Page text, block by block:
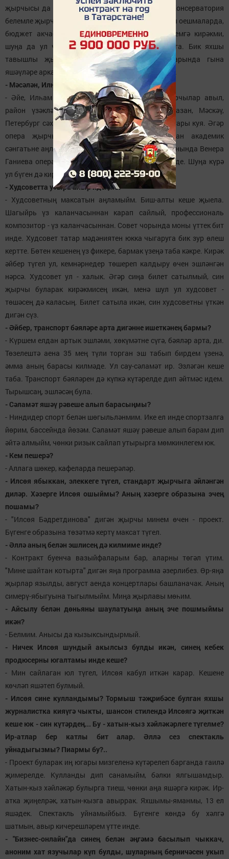
җырчысы да үзен халык ярата торган итә ала. Консерватория
белемле җырчылар күбрәк дәүләт карамагындагы оешмаларда,
бюджет акчасына эшлиләр. Үзешчән исә беркемгә кирәкми,
шуңа да ул чегән баласы кебек үзе бәреп чыга. Бик яхшы
тавышлы җырчылар бар, ләкин үз дөньяларында гына
яшәүләре аркасында гомер буе таныла алмыйлар.
- Мәсәлән, Илһам Вәлиев?
- Әйе, Илһам Вәлиев кебек профессиональ җырчылар авыл,
район үзәкләрендә җырлап йөрми, аларга Казан, Мәскәү,
Петербург сәхнәсе кирәк. Алар әз генә үзләрен югары куя. Әгәр
опера җырчысы авылларда йөрсә, ун елдан академик
сәнгатьне аңлаучылар барлыкка килер иде. Заманында Венера
Ганиева операда да, эстрада өлкәсендә дә эшләде. Шуңа күрә
ул бүген дә кирәкле җырчы.
- Худсоветта утыра алыр идеңме?
- Худсоветның максатын аңламыйм. Биш-алты кеше җыела.
Шагыйрь үз каланчасыннан карап сайлый, профессиональ
композитор - үз каланчасыннан. Совет чорында моны үттек бит
инде. Худсовет татар мәдәниятен юкка чыгаруга бик зур өлеш
кертте. Бөтен кешенең үз фикере, бармак үзеңә таба кәкре. Кирәк
әйбер түгел ул, кемнәрнедер төшереп калдыру өчен эшләнгән
нәрсә. Худсовет ул - халык. Әгәр сиңа билет сатылмый, син
җырчы буларак кирәкмисең икән, менә шул ул худсовет -
төшәсең дә каласың. Билет сатыла икән, син худсоветны үткән
дигән сүз.
- Әйбер, транспорт бәяләре арта дигәнне ишеткәнең бармы?
- Күршем елдан артык эшләми, хөкүмәтне сүгә, бәяләр арта, ди.
Төзелештә аена 35 мең түли торган эш табып бирдем үзенә,
әмма аның барасы килмәде. Ул сау-сәламәт ир. Эзләгән кеше
таба. Транспорт бәяләрен дә күпкә күтәрелде дип әйтмәс идем.
Тырышсаң, эшләсәң була.
- Сәламәт яшәү рәвеше алып барасыңмы?
- Ниндидер спорт белән шөгыльләнмим. Ике ел инде спортзалга
йөрим, бассейнда йөзәм. Сәламәт яшәү рәвеше алып барам дип
әйтә алмыйм, чөнки ризык сайлап утырырга мөмкинлегем юк.
- Кем пешерә?
- Аллага шөкер, кафеларда пешерәләр.
- Илсөя ябыккан, элеккеге түгел, стандарт җырчыга әйләнгән
диләр. Хәзерге Илсөя ошыймы? Аның хәзерге образына эчең
пошамы?
- "Илсөя Бәдретдинова" дигән җырчы минем өчен - проект.
Бүгенге образына төзәтмә кертү максат түгел.
- Әллә аның белән эшлисең дә килмиме инде?
- Контракт буенча вазыйфаларым бар, аларны төгәл үтим.
"Мине шайтан котырта" дигән яңа программа әзерлибез. Өр-яңа
җырлар язылды, август аенда концертлары башланачак. Аның
симерү-ябыгуына тыгылмыйм. Миңа җырлавы мөһим.
- Айсылу белән дөньяны шаулатуыңа аның эче пошмыймы
икән?
- Белмим. Анысы да кызыксындырмый.
- Ничек Илсөя шундый акылсыз булды икән, синең кебек
продюсерны югалтамы инде кеше?
- Мин сайлаган юл түгел, Илсөя кабул иткән карар. Кешене
көчләп яшәтеп булмый.
- Илсөя сине кулландымы? Тормыш тәҗрибәсе булган яхшы
журналистка кияүгә чыкты, шансон стилендә Илсөягә җиткән
кеше юк - син күтәрдең... Бу - хатын-кыз хәйләкәрлеге түгелме?
Ир-атлар бер катлы бит алар. Әллә сез спектакль
уйнадыгызмы? Пиармы бу?..
- Проект буларак иң югары мизгеленә күтәрелеп барганда гаилә
җимерелде. Кулланды дип санамыйм, бәлки ялгышамдыр.
Хатын-кыз хәйләкәр булырга тиеш, чөнки аңа яшәргә кирәк. Ир-
атка җиңелрәк, хатын-кызга авыррак. Яхшымы-яманмы, 13 ел
яшәдек. Спектакль уйнамыйбыз. Бүгенге көндә бу хәлгә
шатмын, авыр кичерешләрем үтте инде.
- "Бизнес-онлайн"да синең белән әңгәмә басылып чыккач,
аноним хат язучылар күп булды, шуларның берничәсен укып